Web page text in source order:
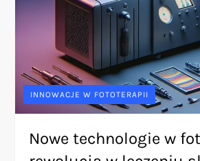
INNOWACJE W FOTOTERAPII
Nowe technologie w